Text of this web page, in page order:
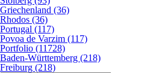
Griechenland (36)
Rhodos (36)
Portugal (117)
Povoa de Varzim (117)
Portfolio (11728)
Baden-Württemberg (218)
Freiburg (218)